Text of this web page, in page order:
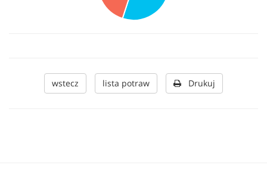
wstecz lista potraw Drukuj